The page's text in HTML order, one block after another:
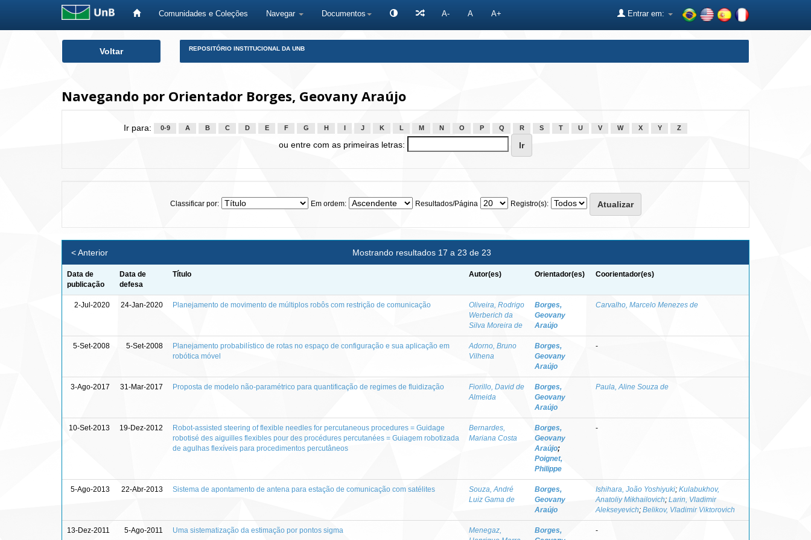
Comunidades e Coleções Navegar Documentos A- A A+ Entrar em:
Voltar REPOSITÓRIO INSTITUCIONAL DA UNB
Navegando por Orientador Borges, Geovany Araújo
Ir para: 0-9 A B C D E F G H J K L M N O P Q R S T U V W X Y Z
ou entre com as primeiras letras:
Classificar por: Em ordem: Resultados/Página Registro(s):
Mostrando resultados 17 a 23 de 23
< Anterior
Data de
publicação
Data de
defesa
Título Autor(es) Orientador(es) Coorientador(es)
2-Jul-2020 24-Jan-2020 Planejamento de movimento de múltiplos robôs com restrição de comunicação
Oliveira, Rodrigo
Werberich da
Silva Moreira de
Borges,
Geovany
Araújo
Carvalho, Marcelo Menezes de
5-Set-2008 5-Set-2008
Planejamento probabilístico de rotas no espaço de configuração e sua aplicação em
robótica móvel
Adorno, Bruno
Vilhena
Borges,
Geovany
Araújo
-
3-Ago-2017 31-Mar-2017 Proposta de modelo não-paramétrico para quantificação de regimes de fluidização
Fiorillo, David de
Almeida
Borges,
Geovany
Araújo
Paula, Aline Souza de
10-Set-2013 19-Dez-2012
Robot-assisted steering of flexible needles for percutaneous procedures = Guidage
robotisé des aiguilles flexibles pour des procédures percutanées = Guiagem robotizada
de agulhas flexíveis para procedimentos percutâneos
Bernardes,
Mariana Costa
Borges,
Geovany
Araújo;
Poignet,
Philippe
-
5-Ago-2013 22-Abr-2013 Sistema de apontamento de antena para estação de comunicação com satélites
Souza, André
Luiz Gama de
Borges,
Geovany
Araújo
Ishihara, João Yoshiyuki; Kulabukhov,
Anatoliy Mikhailovich; Larin, Vladimir
Alekseyevich; Belikov, Vladimir Viktorovich
13-Dez-2011 5-Ago-2011 Uma sistematização da estimação por pontos sigma
Menegaz,
Borges,
-